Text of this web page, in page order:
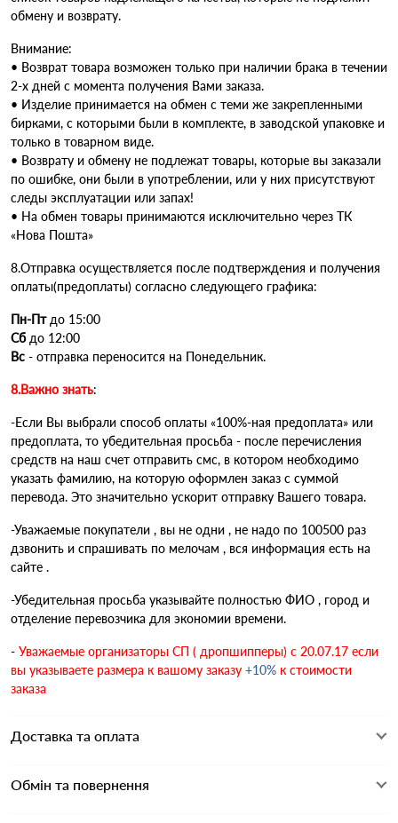
обмену и возврату.
Внимание:
• Возврат товара возможен только при наличии брака в течении
2-х дней с момента получения Вами заказа.
• Изделие принимается на обмен с теми же закрепленными
бирками, с которыми были в комплекте, в заводской упаковке и
только в товарном виде.
• Возврату и обмену не подлежат товары, которые вы заказали
по ошибке, они были в употреблении, или у них присутствуют
следы эксплуатации или запах!
• На обмен товары принимаются исключительно через ТК
«Нова Пошта»
8.Отправка осуществляется после подтверждения и получения
оплаты(предоплаты) согласно следующего графика:
Пн-Птдо 15:00
Cбдо 12:00
Вс - отправка переносится на Понедельник.
8.Важно знать:
-Если Вы выбрали способ оплаты «100%-ная предоплата» или
предоплата, то убедительная просьба - после перечисления
средств на наш счет отправить смс, в котором необходимо
указать фамилию, на которую оформлен заказ с суммой
перевода. Это значительно ускорит отправку Вашего товара.
-Уважаемые покупатели , вы не одни , не надо по 100500 раз
дзвонить и спрашивать по мелочам , вся информация есть на
сайте .
-Убедительная просьба указывайте полностью ФИО , город и
отделение перевозчика для экономии времени.
- Уважаемые организаторы СП ( дропшипперы) с 20.07.17 если
вы указываете размера к вашому заказу +10% к стоимости
заказа
Доставка та оплата
Обмін та повернення